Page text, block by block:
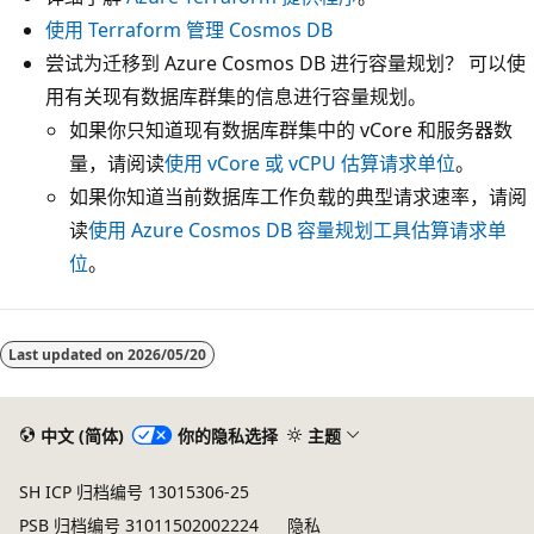
使用 Terraform 管理 Cosmos DB
尝试为迁移到 Azure Cosmos DB 进行容量规划？ 可以使
用有关现有数据库群集的信息进行容量规划。
如果你只知道现有数据库群集中的 vCore 和服务器数
量，请阅读使用 vCore 或 vCPU 估算请求单位。
如果你知道当前数据库工作负载的典型请求速率，请阅
读使用 Azure Cosmos DB 容量规划工具估算请求单
位。
Last updated on 2026/05/20
中文 (简体) 你的隐私选择 主题
SH ICP 归档编号 13015306-25
PSB 归档编号 31011502002224
隐私